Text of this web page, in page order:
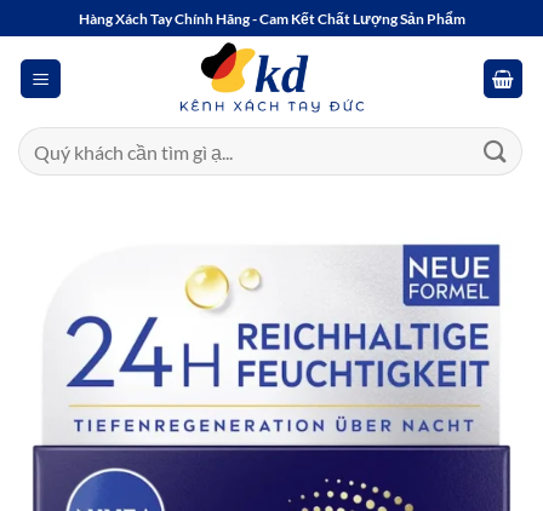
qua
dung
Hàng Xách Tay Chính Hãng - Cam Kết Chất Lượng Sản Phẩm
Tìm
kiếm: